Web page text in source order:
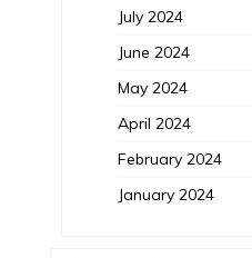
July 2024
June 2024
May 2024
April 2024
February 2024
January 2024